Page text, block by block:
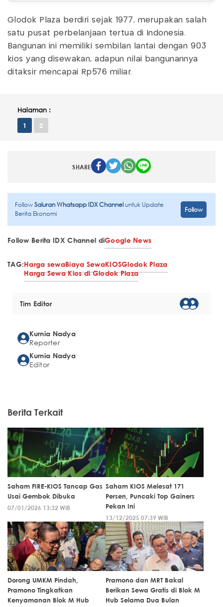
Glodok Plaza berdiri sejak 1977, merupakan salah
satu pusat perbelanjaan tertua di Indonesia.
Bangunan ini memiliki sembilan lantai dengan 903
kios yang disewakan, adapun nilai bangunannya
ditaksir mencapai Rp576 miliar.
Halaman :
1 2
SHARE
FollowSaluran Whatsapp IDX Channeluntuk Update
Berita Ekonomi
Follow
Follow Berita IDX Channel diGoogle News
TAG:Harga sewaBiaya SewaKIOSGlodok Plaza
Harga Sewa Kios di Glodok Plaza
Tim Editor
Kurnia Nadya
Reporter
Kurnia Nadya
Editor
Berita Terkait
Saham FIRE-KIOS Tancap Gas
Usai Gembok Dibuka
07/01/2026 13:32 WIB
Saham KIOS Melesat 171
Persen, Puncaki Top Gainers
Pekan Ini
13/12/2025 07:39 WIB
Dorong UMKM Pindah,
Pramono Tingkatkan
Kenyamanan Blok M Hub
Pramono dan MRT Bakal
Berikan Sewa Gratis di Blok M
Hub Selama Dua Bulan